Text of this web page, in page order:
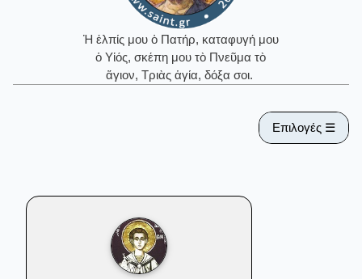
Ἡ ἐλπίς μου ὁ Πατήρ, καταφυγή μου
ὁ Υἱός, σκέπη μου τὸ Πνεῦμα τὸ
ἅγιον, Τριὰς ἁγία, δόξα σοι.
Επιλογές ☰